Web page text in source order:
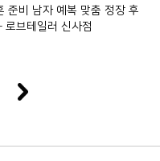
준비 남자 예복 맞춤 정장 후
로브테일러 신사점